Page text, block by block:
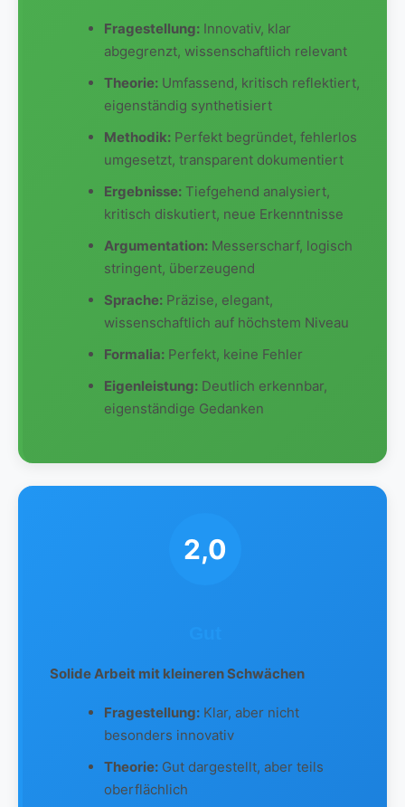
Fragestellung: Innovativ, klar
abgegrenzt, wissenschaftlich relevant
Theorie: Umfassend, kritisch reflektiert,
eigenständig synthetisiert
Methodik: Perfekt begründet, fehlerlos
umgesetzt, transparent dokumentiert
Ergebnisse: Tiefgehend analysiert,
kritisch diskutiert, neue Erkenntnisse
Argumentation: Messerscharf, logisch
stringent, überzeugend
Sprache: Präzise, elegant,
wissenschaftlich auf höchstem Niveau
Formalia: Perfekt, keine Fehler
Eigenleistung: Deutlich erkennbar,
eigenständige Gedanken
2,0
Solide Arbeit mit kleineren Schwächen
Fragestellung: Klar, aber nicht
besonders innovativ
Theorie: Gut dargestellt, aber teils
oberflächlich